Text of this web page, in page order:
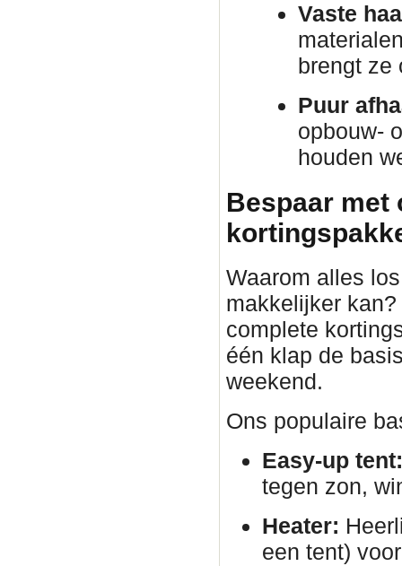
Vaste
brengt
Puur
opbouw-
houden
Bespaar met
Waarom alles
makkelijker
complete
één klap de
weekend.
Ons populaire
Easy-up tent:
tegen zon,
Heater:
een tent)